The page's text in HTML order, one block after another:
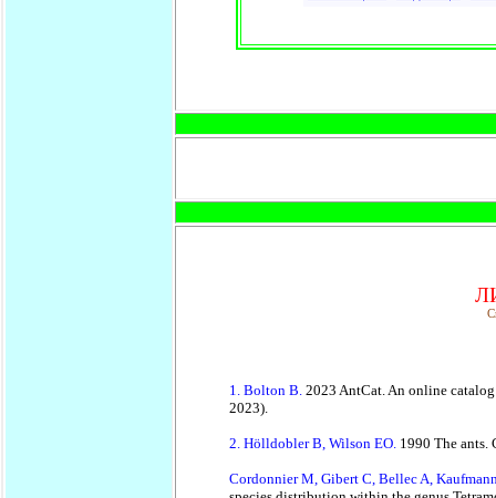
1. Bolton B. 2023 AntCat. An online
2023).
2. Hölldobler B, Wilson EO. 1990 The ants.
Cordonnier M, Gibert C, Bellec A,